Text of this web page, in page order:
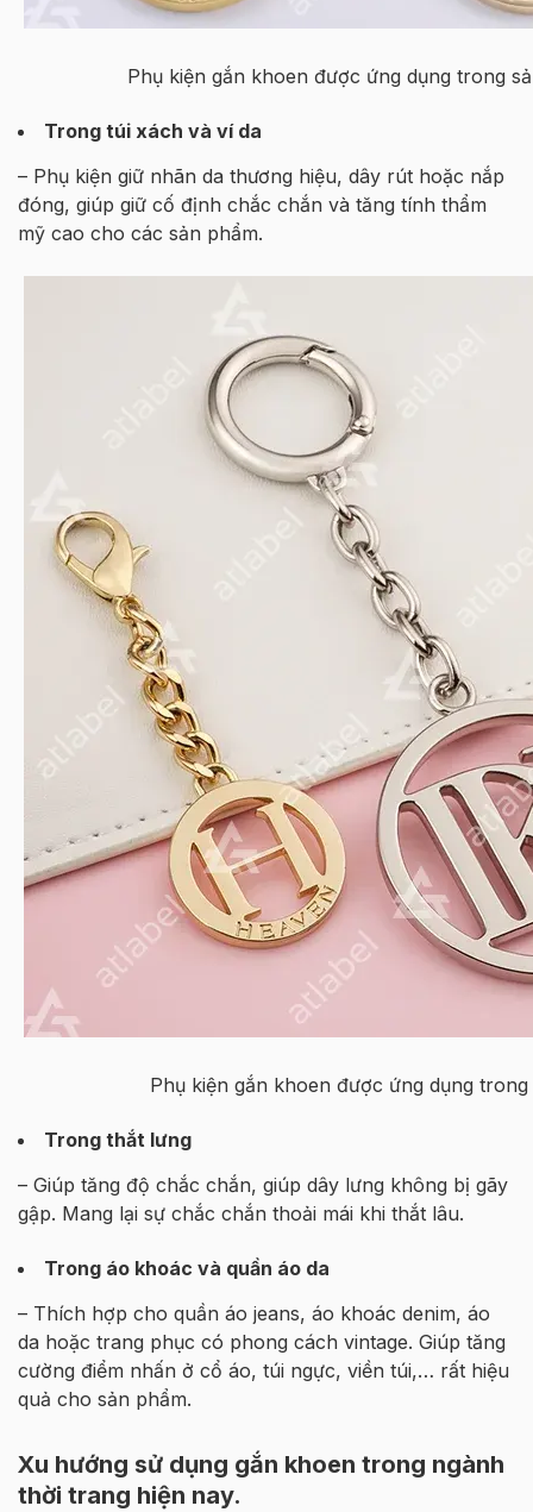
Phụ kiện gắn khoen được ứng dụng trong
Trong túi xách và ví da
– Phụ kiện giữ nhãn da thương hiệu, dây rút hoặc nắp
đóng, giúp giữ cố định chắc chắn và tăng tính thẩm
mỹ cao cho các sản phẩm.
Phụ kiện gắn khoen được ứng dụng
Trong thắt lưng
– Giúp tăng độ chắc chắn, giúp dây lưng không bị gãy
gập. Mang lại sự chắc chắn thoải mái khi thắt lâu.
Trong áo khoác và quần áo da
– Thích hợp cho quần áo jeans, áo khoác denim, áo
da hoặc trang phục có phong cách vintage. Giúp tăng
cường điểm nhấn ở cổ áo, túi ngực, viền túi,… rất hiệu
quả cho sản phẩm.
Xu hướng sử dụng gắn khoen trong ngành
thời trang hiện nay.